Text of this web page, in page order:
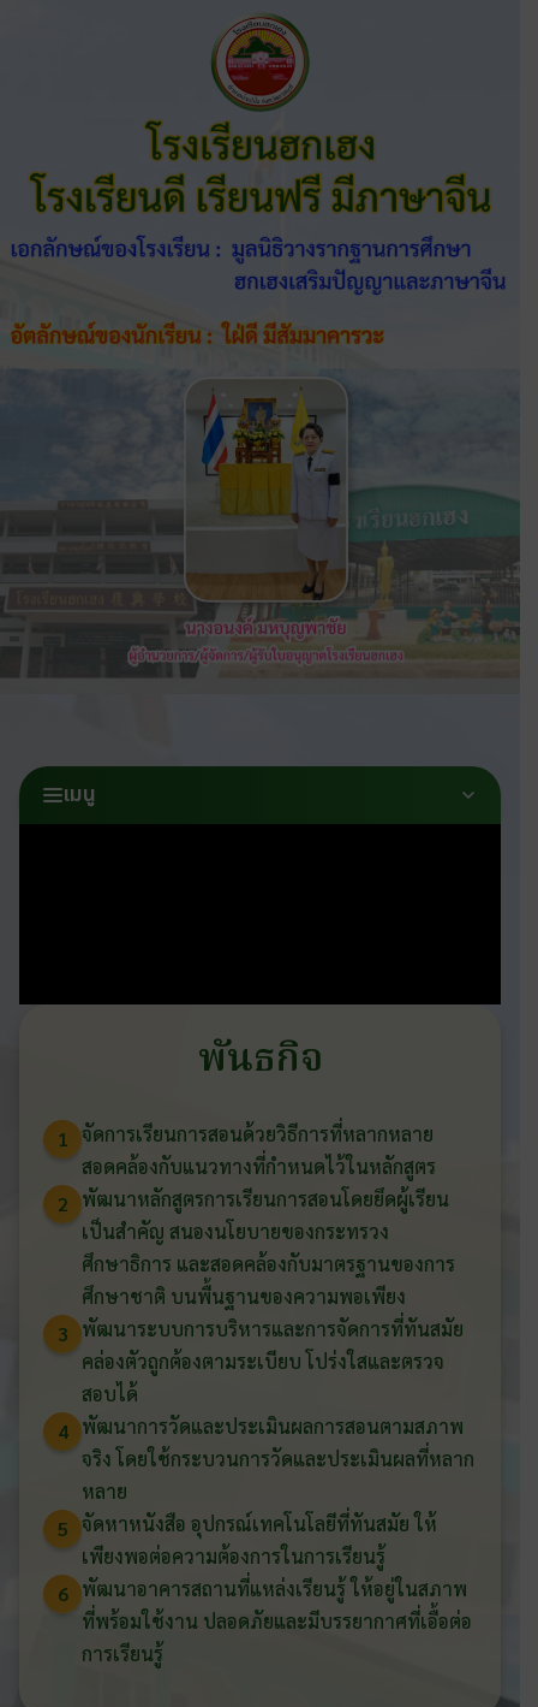
เมนู
พันธกิจ
1 จัดการเรียนการสอนด้วยวิธีการที่หลากหลาย
สอดคล้องกับแนวทางที่กำหนดไว้ในหลักสูตร
2
พัฒนาหลักสูตรการเรียนการสอนโดยยึดผู้เรียน
เป็นสำคัญ สนองนโยบายของกระทรวง
ศึกษาธิการ และสอดคล้องกับมาตรฐานของการ
ศึกษาชาติ บนพื้นฐานของความพอเพียง
3
พัฒนาระบบการบริหารและการจัดการที่ทันสมัย
คล่องตัวถูกต้องตามระเบียบ โปร่งใสและตรวจ
สอบได้
4 พัฒนาการวัดและประเมินผลการสอนตามสภาพ
จริง โดยใช้กระบวนการวัดและประเมินผลที่หลาก
หลาย
5 จัดหาหนังสือ อุปกรณ์เทคโนโลยีที่ทันสมัย ให้
เพียงพอต่อความต้องการในการเรียนรู้
6 พัฒนาอาคารสถานที่แหล่งเรียนรู้ ให้อยู่ในสภาพ
ที่พร้อมใช้งาน ปลอดภัยและมีบรรยากาศที่เอื้อต่อ
การเรียนรู้